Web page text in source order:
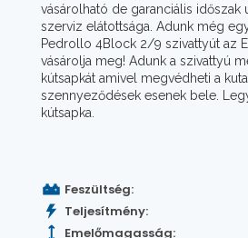
vásárolható de garanciális időszak
szerviz elátottsága. Adunk még
Pedrollo 4Block 2/9 szivattyút az
vásárolja meg! Adunk a szivattyú
kútsapkát amivel megvédheti a
szennyeződések esenek bele.
kútsapka.
Feszültség:
Teljesítmény:
Emelőmagasság: